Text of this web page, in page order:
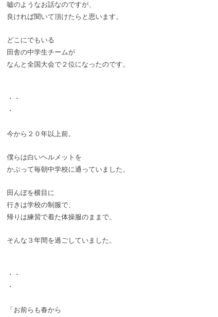
嘘のようなお話なのですが、
良ければ聞いて頂けたらと思います。
どこにでもいる
田舎の中学生チームが
なんと全国大会で２位になったのです。
・・
・
今から２０年以上前。
僕らは白いヘルメットを
かぶって毎朝中学校に通っていました。
田んぼを横目に
行きは学校の制服で、
帰りは練習で着た体操服のままで。
そんな３年間を過ごしていました。
・・
・
「お前らも春から